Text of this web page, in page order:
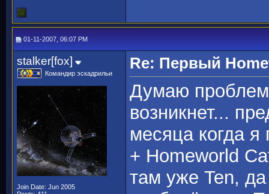
01-11-2007, 06:07 PM
stalker[fox]
Командир эскадрильи
Join Date: Jun 2005
Re: Первый
Думаю проблем
возникнет...
месяца когда
+ Homeworld
там уже Ten,